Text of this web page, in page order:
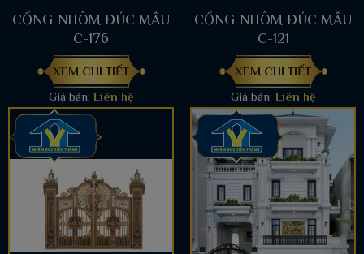
CỔNG NHÔM ĐÚC MẪU
C-176
XEM CHI TIẾT
Giá bán: Liên hệ
CỔNG NHÔM ĐÚC MẪU
C-121
XEM CHI TIẾT
Giá bán: Liên hệ